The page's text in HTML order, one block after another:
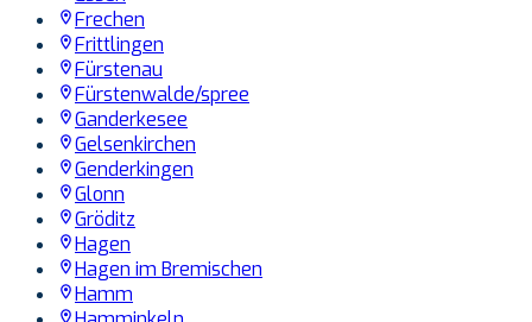
Frechen
Frittlingen
Fürstenau
Fürstenwalde/spree
Ganderkesee
Gelsenkirchen
Genderkingen
Glonn
Gröditz
Hagen
Hagen im Bremischen
Hamm